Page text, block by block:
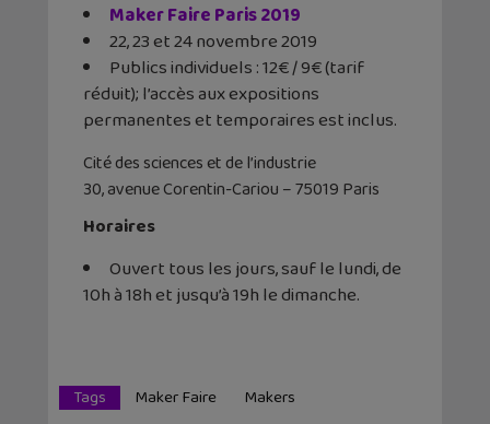
Maker Faire Paris 2019
22, 23 et 24 novembre 2019
Publics individuels : 12€ / 9€ (tarif
réduit); l’accès aux expositions
permanentes et temporaires est inclus.
Cité des sciences et de l’industrie
30, avenue Corentin-Cariou – 75019 Paris
Horaires
Ouvert tous les jours, sauf le lundi, de
10h à 18h et jusqu’à 19h le dimanche.
Tags Maker Faire Makers